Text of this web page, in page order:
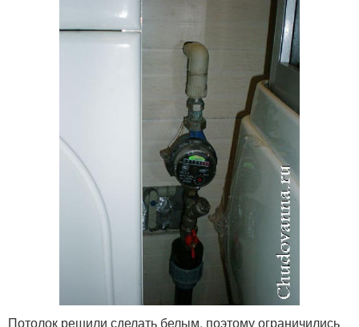
Потолок решили сделать белым, поэтому ограничились